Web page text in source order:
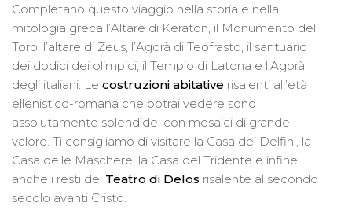
Completano questo viaggio nella storia e nella
mitologia greca l’Altare di Keraton, il Monumento del
Toro, l’altare di Zeus, l’Agorà di Teofrasto, il santuario
dei dodici dei olimpici, il Tempio di Latona e l’Agorà
degli italiani. Le costruzioni abitative risalenti all’età
ellenistico-romana che potrai vedere sono
assolutamente splendide, con mosaici di grande
valore. Ti consigliamo di visitare la Casa dei Delfini, la
Casa delle Maschere, la Casa del Tridente e infine
anche i resti del Teatro di Delos risalente al secondo
secolo avanti Cristo.